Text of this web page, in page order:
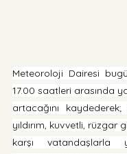
Meteoroloji Dairesi
17.00 saatleri arasında
artacağını
yıldırım, kuvvetli, rüzgar
karşı vatandaşlarla